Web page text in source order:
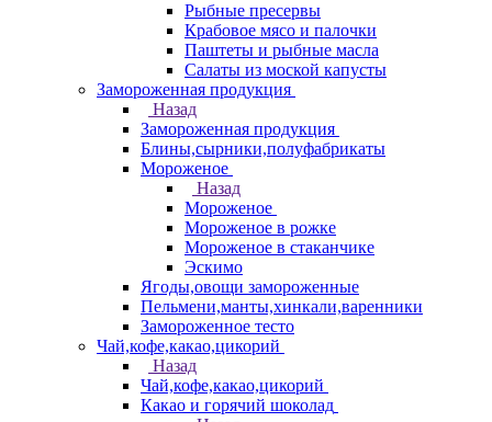
Рыбные пресервы
Крабовое мясо и палочки
Паштеты и рыбные масла
Салаты из моской капусты
Замороженная продукция
Назад
Замороженная продукция
Блины,сырники,полуфабрикаты
Мороженое
Назад
Мороженое
Мороженое в рожке
Мороженое в стаканчике
Эскимо
Ягоды,овощи замороженные
Пельмени,манты,хинкали,варенники
Замороженное тесто
Чай,кофе,какао,цикорий
Назад
Чай,кофе,какао,цикорий
Какао и горячий шоколад